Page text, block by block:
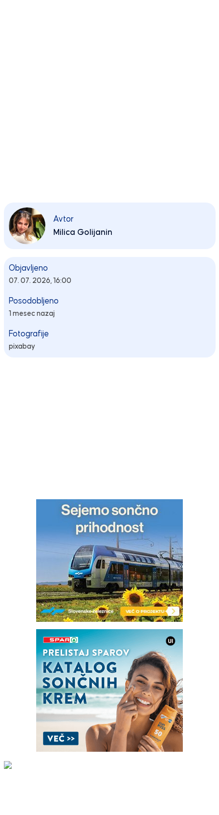
Avtor
Milica Golijanin
Objavljeno
07. 07. 2026, 16:00
Posodobljeno
1 mesec nazaj
Fotografije
pixabay